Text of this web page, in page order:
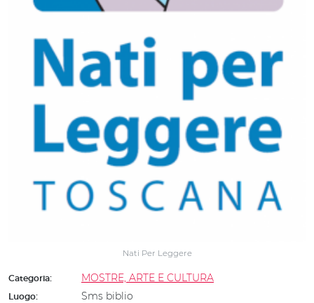
Nati Per Leggere
Categoria: MOSTRE, ARTE E CULTURA
Luogo: Sms biblio